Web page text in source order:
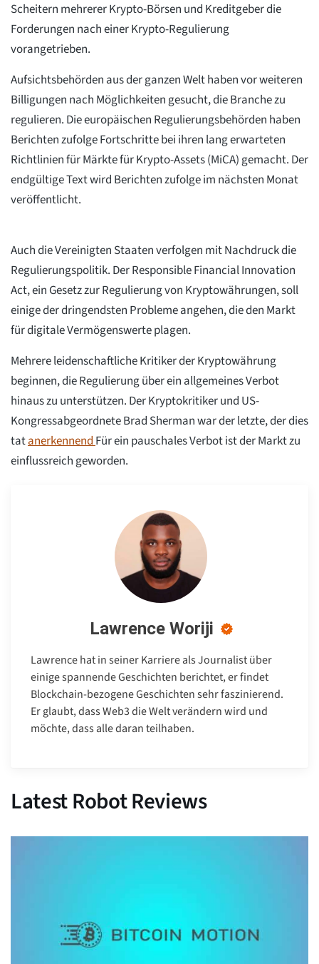
Scheitern mehrerer Krypto-Börsen und Kreditgeber die
Forderungen nach einer Krypto-Regulierung
vorangetrieben.
Aufsichtsbehörden aus der ganzen Welt haben vor weiteren
Billigungen nach Möglichkeiten gesucht, die Branche zu
regulieren. Die europäischen Regulierungsbehörden haben
Berichten zufolge Fortschritte bei ihren lang erwarteten
Richtlinien für Märkte für Krypto-Assets (MiCA) gemacht. Der
endgültige Text wird Berichten zufolge im nächsten Monat
veröffentlicht.
Auch die Vereinigten Staaten verfolgen mit Nachdruck die
Regulierungspolitik. Der Responsible Financial Innovation
Act, ein Gesetz zur Regulierung von Kryptowährungen, soll
einige der dringendsten Probleme angehen, die den Markt
für digitale Vermögenswerte plagen.
Mehrere leidenschaftliche Kritiker der Kryptowährung
beginnen, die Regulierung über ein allgemeines Verbot
hinaus zu unterstützen. Der Kryptokritiker und US-
Kongressabgeordnete Brad Sherman war der letzte, der dies
tatanerkennendFür ein pauschales Verbot ist der Markt zu
einflussreich geworden.
Lawrence Woriji
Lawrence hat in seiner Karriere als Journalist über
einige spannende Geschichten berichtet, er findet
Blockchain-bezogene Geschichten sehr faszinierend.
Er glaubt, dass Web3 die Welt verändern wird und
möchte, dass alle daran teilhaben.
Latest Robot Reviews